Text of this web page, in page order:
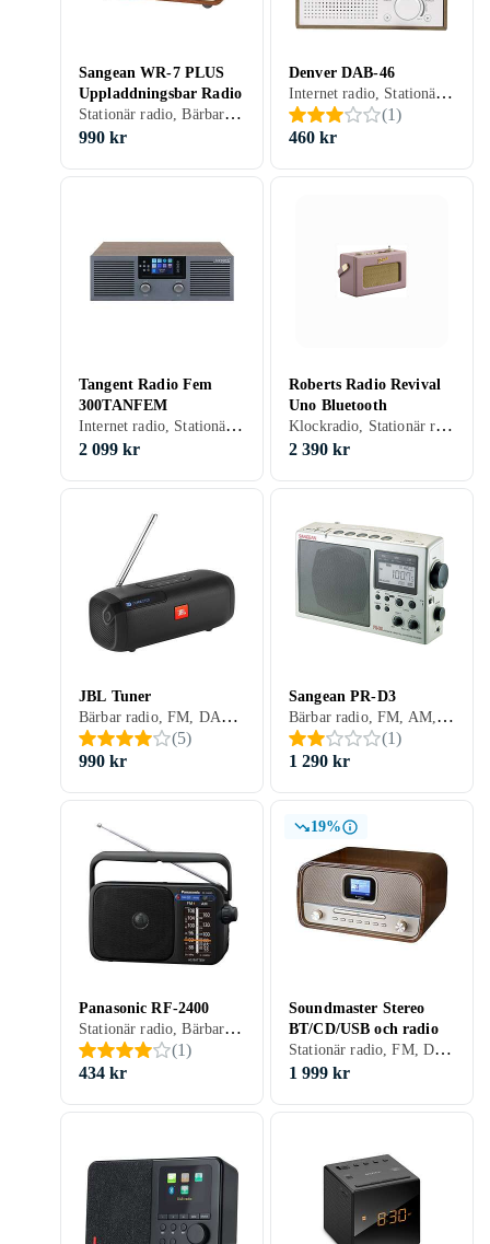
Sangean WR-7 PLUS
Uppladdningsbar Radio
Stationär radio, Bärbar radio, FM, Retro Radio, Analog 3,5mm-ingång (Aux)
990 kr
Denver DAB-46
Internet radio, Stationär radio, Bärbar radio, FM, DAB, DAB+, Batteri, Nätström, Klockradio med alarm, Display, Retro Radio, Hörlursutgång
(1)
460 kr
Tangent Radio Fem
300TANFEM
Internet radio, Stationär radio, FM, Internetströmning, DAB, DAB+, USB
2 099 kr
Roberts Radio Revival
Uno Bluetooth
Klockradio, Stationär radio, Bärbar radio, FM, DAB, DAB+, Batteri, RDS-radio, Klockradio med alarm, Retro Radio, Hörlursutgång, USB, Analog 3,5mm-ingång (Aux)
2 390 kr
JBL Tuner
Bärbar radio, FM, DAB, DAB+, Uppladdningsbart batteri, Projicering av tid, Display, USB, Analog 3,5mm-ingång (Aux)
(5)
990 kr
Sangean PR-D3
Bärbar radio, FM, AM, Batteri, Display
(1)
1 290 kr
Panasonic RF-2400
Stationär radio, Bärbar radio, FM, AM, DAB, MW, Batteri, Nätström, Hörlursutgång
(1)
434 kr
19%
Soundmaster Stereo
BT/CD/USB och radio
Stationär radio, FM, DAB, DAB+, Batteri, Klockradio med alarm, Fjärrkontroll, Retro Radio, USB, Analog 3,5mm-ingång (Aux)
1 999 kr